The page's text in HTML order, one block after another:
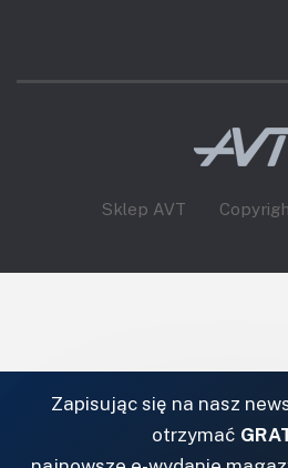
Sklep AVT
Zapisując się na nasz
otrzymać